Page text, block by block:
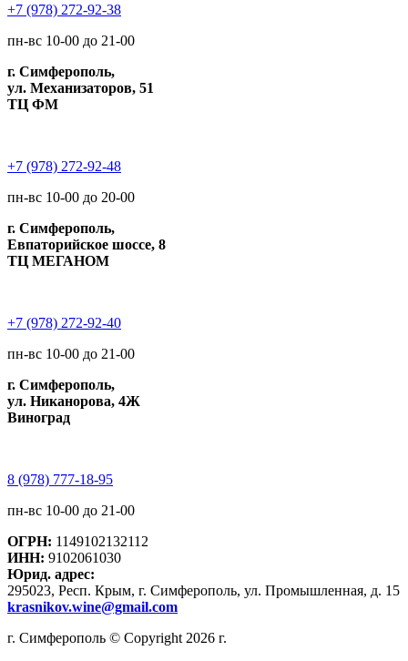
+7 (978) 272-92-38
пн-вс 10-00 до 21-00
г. Симферополь,
ул. Механизаторов, 51
ТЦ ФМ
+7 (978) 272-92-48
пн-вс 10-00 до 20-00
г. Симферополь,
Евпаторийское шоссе, 8
ТЦ МЕГАНОМ
+7 (978) 272-92-40
пн-вс 10-00 до 21-00
г. Симферополь,
ул. Никанорова, 4Ж
Виноград
8 (978) 777-18-95
пн-вс 10-00 до 21-00
ОГРН: 1149102132112
ИНН: 9102061030
Юрид. адрес:
295023, Респ. Крым, г. Симферополь, ул. Промышленная, д. 15
krasnikov.wine@gmail.com
г. Симферополь © Copyright 2026 г.